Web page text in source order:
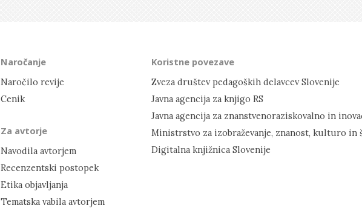
Naročanje
Naročilo revije
Cenik
Za avtorje
Navodila avtorjem
Recenzentski postopek
Etika objavljanja
Tematska vabila avtorjem
Koristne povezave
Zveza društev pedagoških delavcev Slovenije
Javna agencija za knjigo RS
Ministrstvo za izobraževanje, znanost, kulturo in
Digitalna knjižnica Slovenije